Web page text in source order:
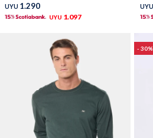
UYU 1.290
UYU 1.097
UYU
30